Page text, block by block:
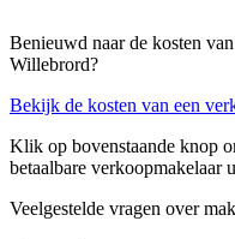
Benieuwd naar de kosten
Willebrord?
Bekijk de kosten van een
Klik op bovenstaande knop
betaalbare verkoopmakelaar
Veelgestelde vragen over